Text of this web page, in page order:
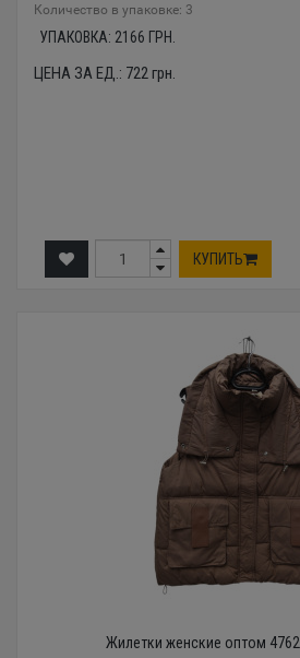
Количество в упаковке: 3
УПАКОВКА: 2166 ГРН.
ЦЕНА ЗА ЕД.: 722грн.
КУПИТЬ
Жилетки женские оптом